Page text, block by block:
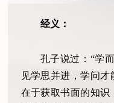
经义：
孔子说过：“学
见学思并进，学问
在于获取书面的知